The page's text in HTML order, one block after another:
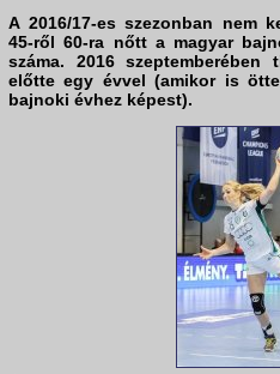
A 2016/17-es szezonban nem
45-ről 60-ra nőtt a magyar
száma. 2016
előtte egy évvel (amikor is
bajnoki évhez képest).